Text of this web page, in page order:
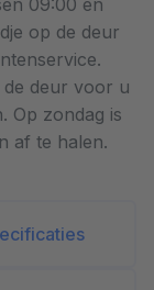
09:00 en
op de deur
de deur voor u
Op zondag is
af te halen.